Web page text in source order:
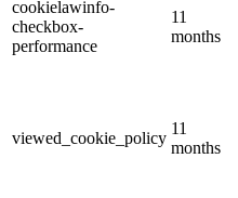
cookielawinfo-
checkbox-
performance
11
months
viewed_cookie_policy
11
months